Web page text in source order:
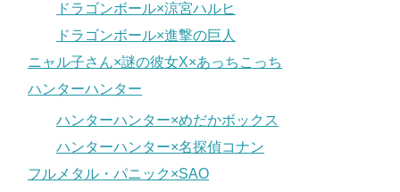
ドラゴンボール×涼宮ハルヒ
ドラゴンボール×進撃の巨人
ニャル子さん×謎の彼女X×あっちこっち
ハンターハンター
ハンターハンター×めだかボックス
ハンターハンター×名探偵コナン
フルメタル・パニック×SAO